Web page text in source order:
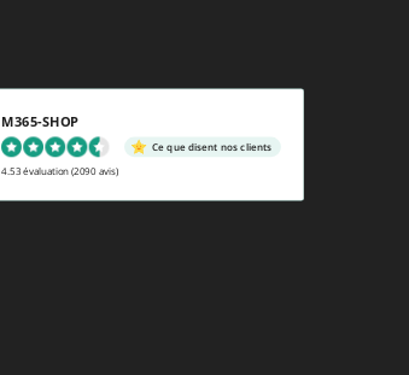
M365-SHOP
Ce que disent nos clients
4.53 évaluation(2090 avis)